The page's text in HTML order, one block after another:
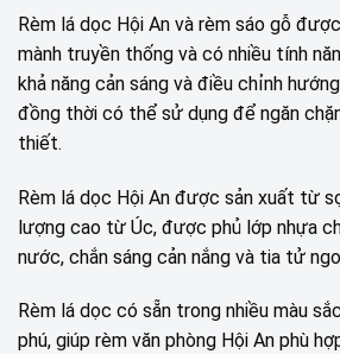
Rèm lá dọc Hội An và rèm sáo gỗ
mành truyền thống và có nhiều tính
khả năng cản sáng và điều chỉnh
đồng thời có thể sử dụng để ngăn
thiết.
Rèm lá dọc Hội An được sản xuất từ
lượng cao từ Úc, được phủ lớp nhựa
nước, chắn sáng cản nắng và tia tử
Rèm lá dọc có sẵn trong nhiều màu
phú, giúp rèm văn phòng Hội An phù